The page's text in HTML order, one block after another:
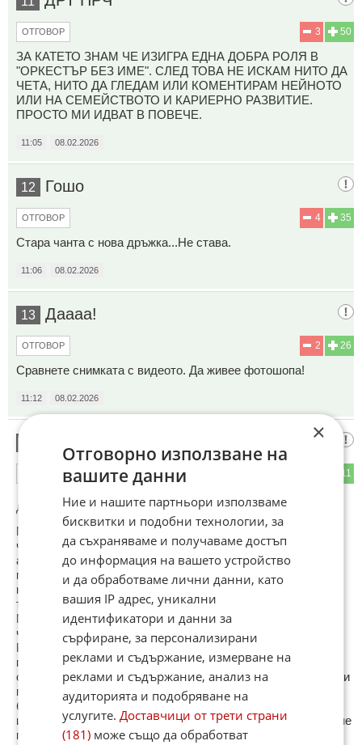
50
3
ОТГОВОР
ЗА КАТЕТО ЗНАМ ЧЕ ИЗИГРА ЕДНА ДОБРА РОЛЯ В
"ОРКЕСТЪР БЕЗ ИМЕ". СЛЕД ТОВА НЕ ИСКАМ НИТО ДА
ЧЕТА, НИТО ДА ГЛЕДАМ ИЛИ КОМЕНТИРАМ НЕЙНОТО
ИЛИ НА СЕМЕЙСТВОТО И КАРИЕРНО РАЗВИТИЕ.
ПРОСТО МИ ИДВАТ В ПОВЕЧЕ.
11:05 08.02.2026
12 Гошо
35
4
ОТГОВОР
Стара чанта с нова дръжка...Не става.
11:06 08.02.2026
13 Даааа!
26
2
ОТГОВОР
Сравнете снимката с видеото. Да живее фотошопа!
11:12 08.02.2026
11
ОТГОВОР
До коментар#8от "РЕАЛИСТ":
Много грешите! Не съм театровед, но обичам театъра и
често ходя на постановки! Гледах Сашо Кадиев още като
абсолвент в дипломната постановка на випуска. Толкова
ме впечатли само той, че се постарах да запомня никому
неизвестната до тогава фамилия. Защото бях сигурна, че
това момче един ден ще го гледаме много! И така стана!
Медиите го направиха “Сашето на мама”! А като ти казват
че си някой и това ти носи плюсове, ще се възползваш!
Работи много и се справя в различни жанрове, защото
просто е талантлив! А за Катерина Евро, защо я свързват
само с един филм -“Оркестър без име”.Някой гледал ли е и
помни ли филма “Равновесие”?Ако се поразровите в
българската филмотека1980-1980 години, доста ще се
изненадате. И от сценарии и от режисура и от музика, да не
говорим за актьорите!!! Уважавайте трудолюбивите хора
×
Отговорно използване на
вашите данни
Ние и нашите партньори използваме
бисквитки и подобни технологии, за
да съхраняваме и получаваме достъп
до информация на вашето устройство
и да обработваме лични данни, като
вашия IP адрес, уникални
идентификатори и данни за
сърфиране, за персонализирани
реклами и съдържание, измерване на
реклами и съдържание, анализ на
аудиторията и подобряване на
услугите.Доставчици от трети страни
(181) може също да обработват